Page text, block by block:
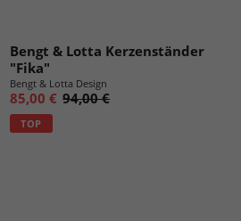
Bengt & Lotta Kerzenständer
"Fika"
Bengt & Lotta Design
85,00 € 94,00 €
TOP